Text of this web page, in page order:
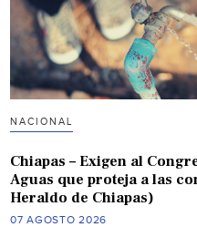
NACIONAL
Chiapas – Exigen al
Aguas que proteja a las
Heraldo de Chiapas)
07 AGOSTO 2026